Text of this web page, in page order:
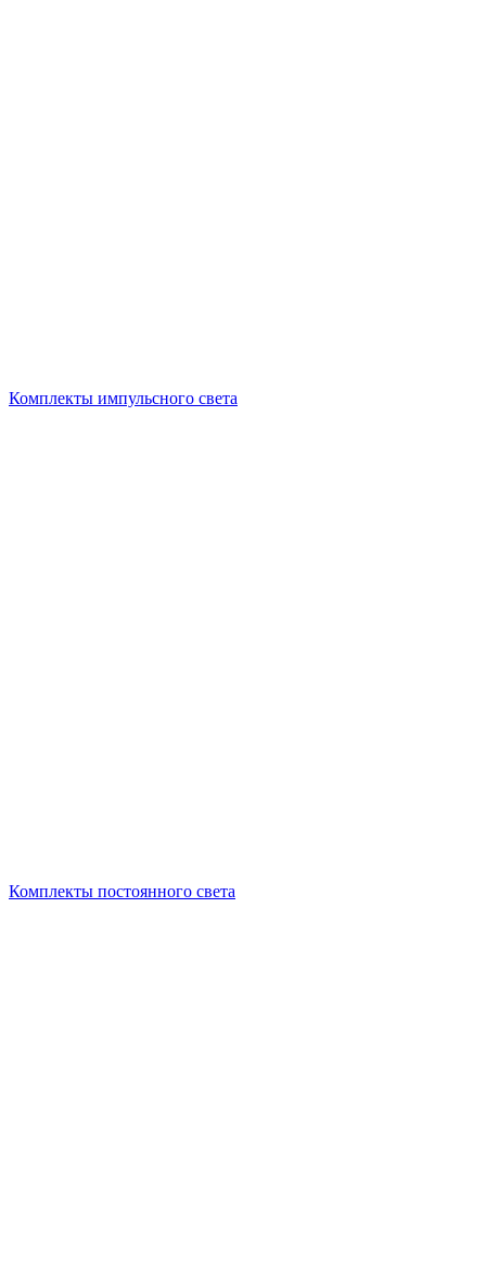
Комплекты импульсного света
Комплекты постоянного света